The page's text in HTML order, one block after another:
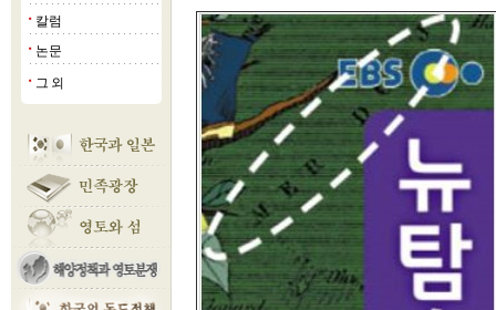
■ 칼럼
■ 논문
■ 그 외